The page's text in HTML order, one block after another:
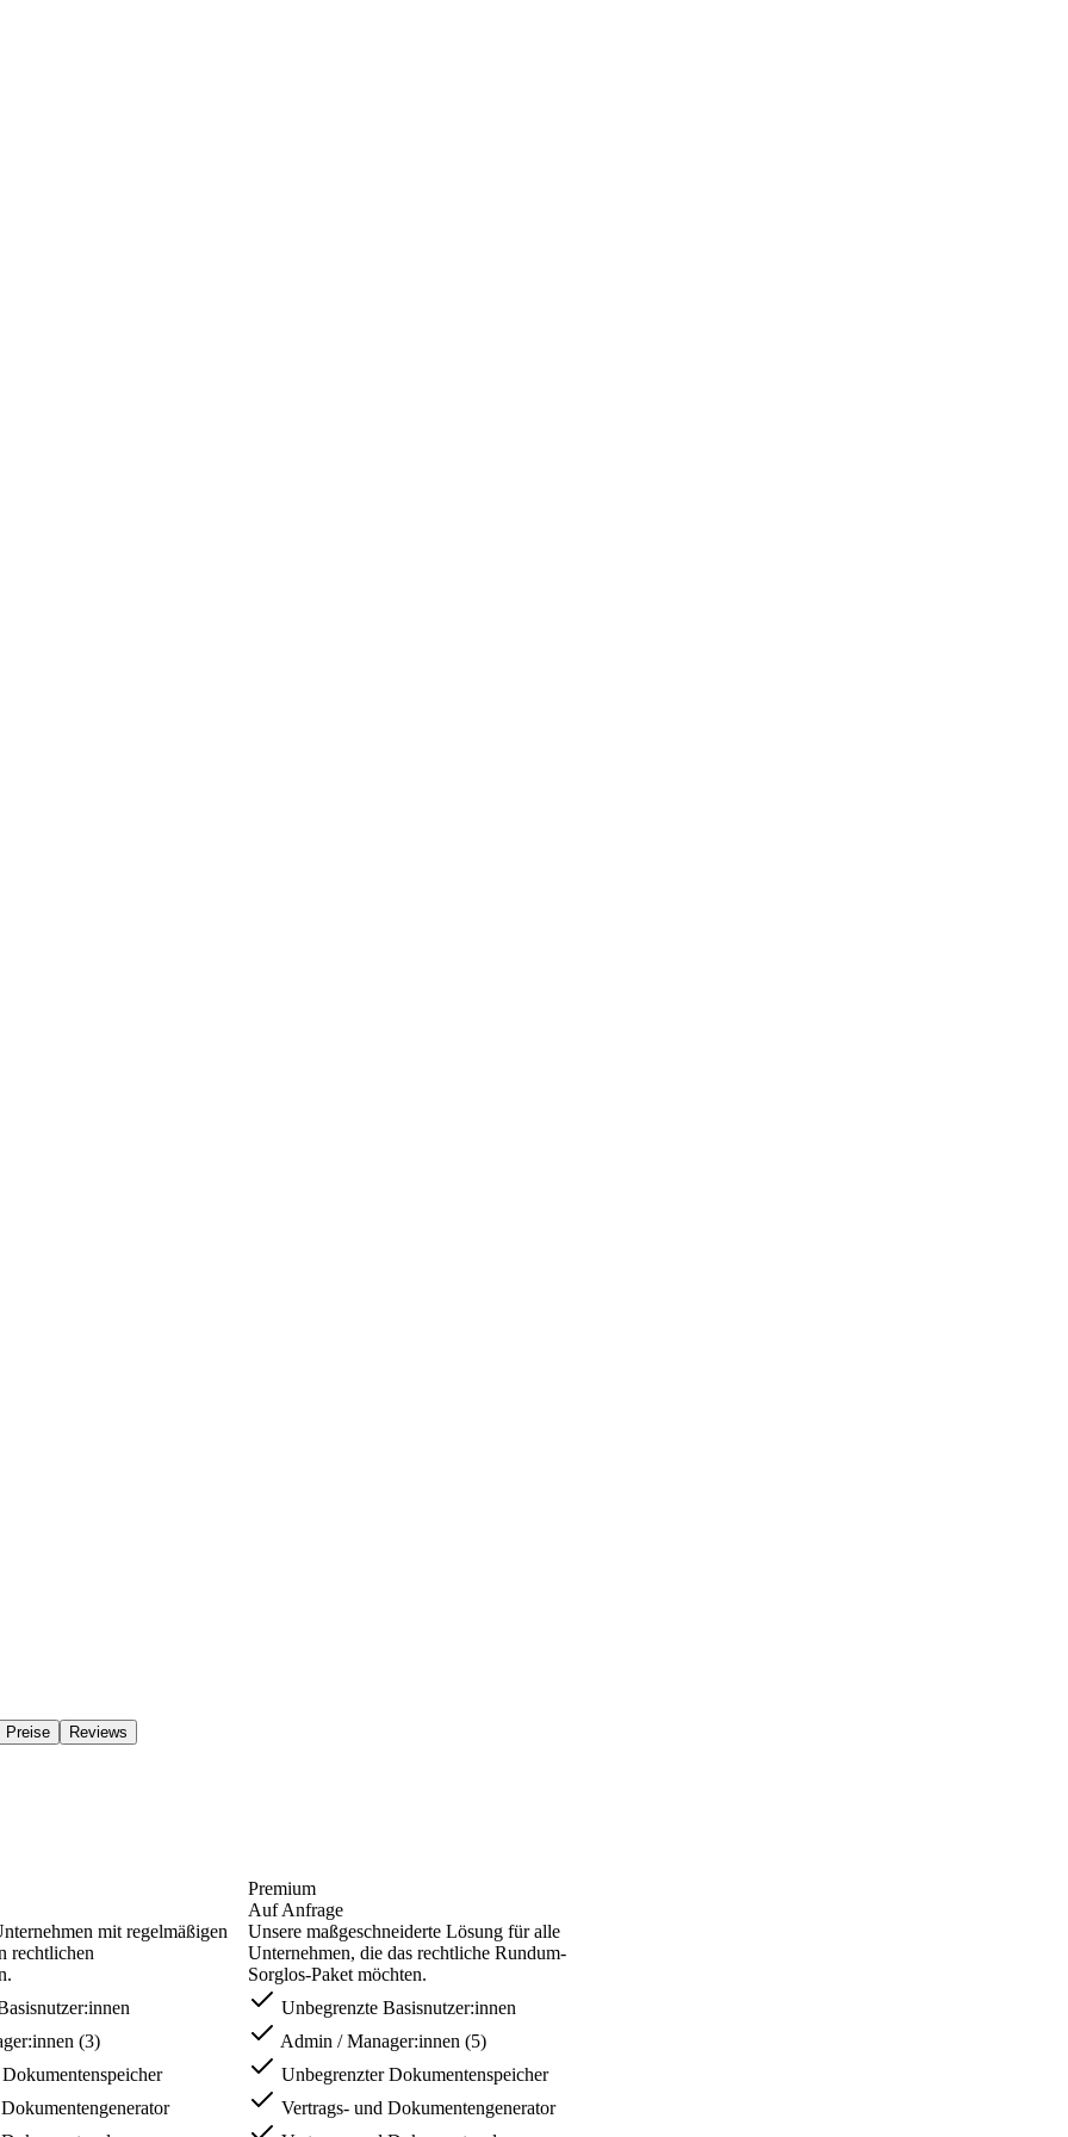
Preise Reviews
mit regelmäßigen
rechtlichen
(3)
Premium
Auf Anfrage
Unsere maßgeschneiderte Lösung für alle
Unternehmen, die das rechtliche Rundum-
Sorglos-Paket möchten.
Unbegrenzte Basisnutzer:innen
Admin / Manager:innen (5)
Unbegrenzter Dokumentenspeicher
Vertrags- und Dokumentengenerator